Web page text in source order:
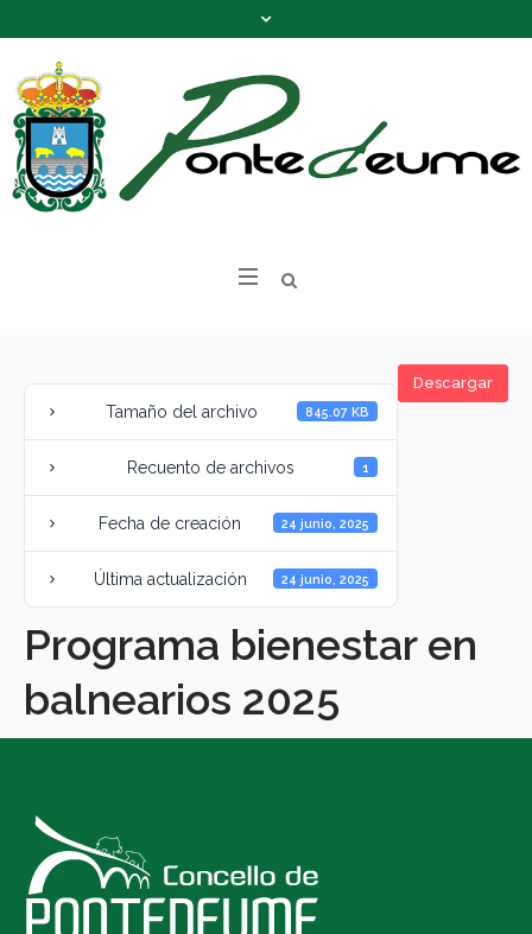
Descargar
Tamaño del archivo 845.07 KB
Recuento de archivos 1
Fecha de creación 24 junio, 2025
Última actualización 24 junio, 2025
Programa bienestar en
balnearios 2025